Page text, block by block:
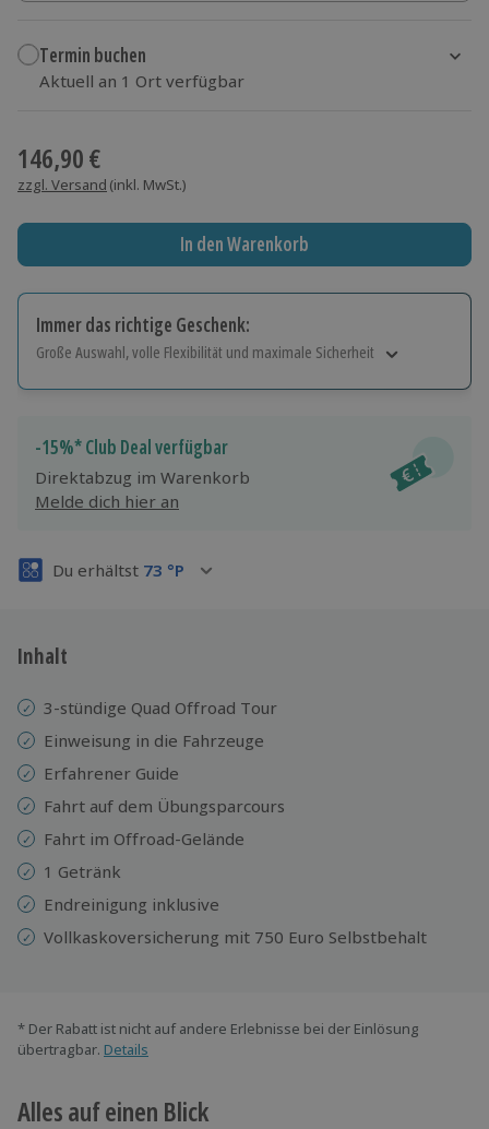
Termin buchen
Aktuell an 1 Ort verfügbar
146,90 €
zzgl. Versand (inkl. MwSt.)
In den Warenkorb
Immer das richtige Geschenk:
Große Auswahl, volle Flexibilität und maximale Sicherheit
Jeder Gutschein für alle Erlebnisse einlösbar.
Maximale Sicherheit
3 Jahre gültig & verlängerbar.
-15%* Club Deal verfügbar
Direktabzug im Warenkorb
Melde dich hier an
Du erhältst 73 °P
Inhalt
3-stündige Quad Offroad Tour
Einweisung in die Fahrzeuge
Erfahrener Guide
Fahrt auf dem Übungsparcours
Fahrt im Offroad-Gelände
1 Getränk
Endreinigung inklusive
Vollkaskoversicherung mit 750 Euro Selbstbehalt
* Der Rabatt ist nicht auf andere Erlebnisse bei der Einlösung
übertragbar. Details
Alles auf einen Blick